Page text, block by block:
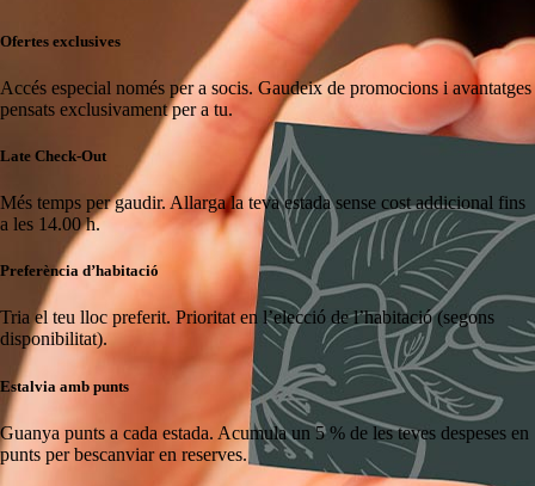
Ofertes exclusives
Accés especial només per a socis. Gaudeix de promocions i avantatges
pensats exclusivament per a tu.
Late Check-Out
Més temps per gaudir. Allarga la teva estada sense cost addicional fins
a les 14.00 h.
Preferència d’habitació
Tria el teu lloc preferit. Prioritat en l’elecció de l’habitació (segons
disponibilitat).
Estalvia amb punts
Guanya punts a cada estada. Acumula un 5 % de les teves despeses en
punts per bescanviar en reserves.